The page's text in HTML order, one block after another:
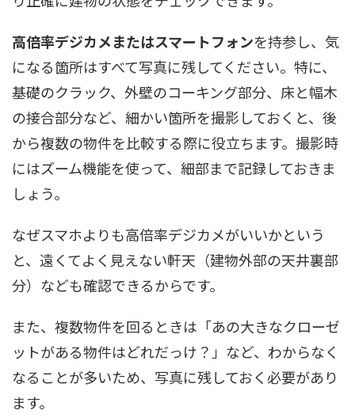
高倍率デジカメまたはスマートフォンを持参し、気
になる箇所はすべて写真に残してください。特に、
基礎のクラック、外壁のコーキング部分、床と幅木
の接合部分など、細かい箇所を撮影しておくと、後
から複数の物件を比較する際に役立ちます。撮影時
にはズーム機能を使って、細部まで記録しておきま
しょう。
なぜスマホよりも高倍率デジカメがいいかという
と、遠くてよく見えない軒天（建物外部の天井裏部
分）なども確認できるからです。
また、複数物件を回るときは「あの大きなクローゼ
ットがある物件はどれだっけ？」など、わからなく
なることが多いため、写真に残しておく必要があり
ます。